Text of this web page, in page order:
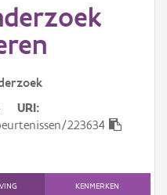
URI
223634
KENMERKEN